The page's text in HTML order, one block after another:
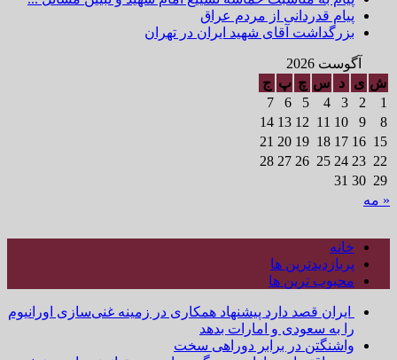
پیام قدردانی از مردم عراق
بزرگداشت آقای شهید ایران در تهران
آگوست 2026
ش ی د س چ پ ج
1
2
3
4
5
6
7
8
9
10
11
12
13
14
15
16
17
18
19
20
21
22
23
24
25
26
27
28
29
30
31
« مه
خانه
پربازدیدترین ها
محبوب ترین ها
ایران قصد دارد پیشنهاد همکاری در زمینه غنی‌سازی اورانیوم
را به سعودی و امارات بدهد
واشنگتن در برابر دوراهی سخت